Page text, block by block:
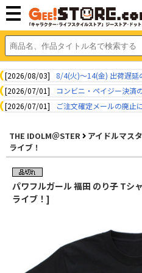
[2026/08/03]
8/4(火)～14(金) 出荷遅延
[2026/07/01]
コンビニ・ペイジー決済
[2026/07/01]
ご注文確定メールの廃止
THE IDOLM＠STER
アイドルマス
ライブ！
パワフルガール 福田 のり子 Tシ
ライブ！]